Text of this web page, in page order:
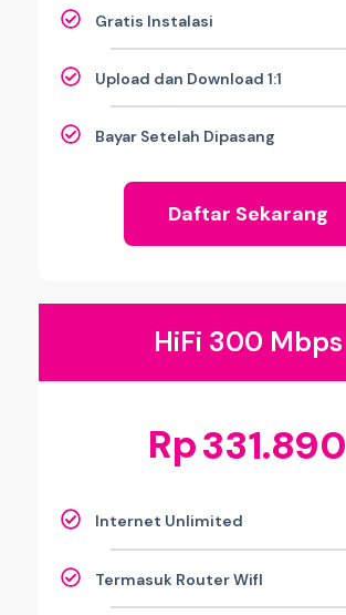
Gratis Instalasi
Upload dan Download 1:1
Bayar Setelah Dipasang
Daftar Sekarang
HiFi 300 Mbps
Rp331.890
Internet Unlimited
Termasuk Router WifI